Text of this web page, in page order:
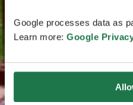
Google processes data as
Learn more: Google